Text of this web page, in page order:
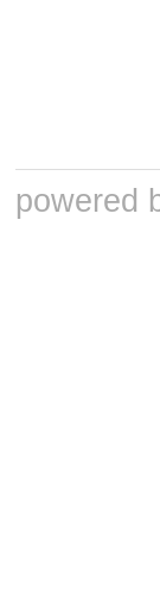
powered